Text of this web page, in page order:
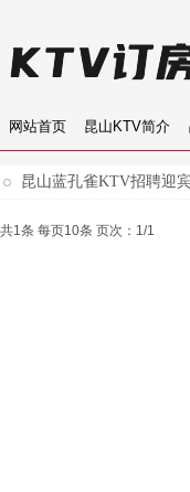
网站首页 昆山KTV简介
昆山蓝孔雀KTV招聘迎
共1条 每页10条 页次：1/1